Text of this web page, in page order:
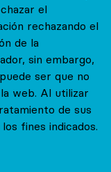
el
rechazando el
de la
sin embargo,
ser que no
web. Al utilizar
de sus
fines indicados.